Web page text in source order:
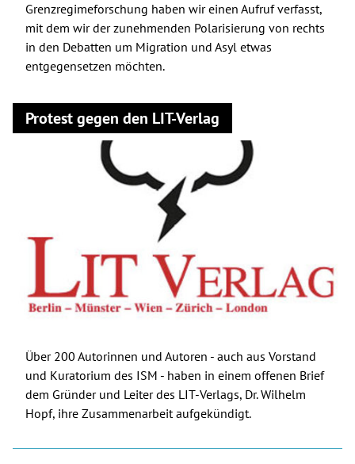
Grenzregimeforschung haben wir einen Aufruf verfasst,
mit dem wir der zunehmenden Polarisierung von rechts
in den Debatten um Migration und Asyl etwas
entgegensetzen möchten.
Protest gegen den LIT-Verlag
Über 200 Autorinnen und Autoren - auch aus Vorstand
und Kuratorium des ISM - haben in einem offenen Brief
dem Gründer und Leiter des LIT-Verlags, Dr. Wilhelm
Hopf, ihre Zusammenarbeit aufgekündigt.